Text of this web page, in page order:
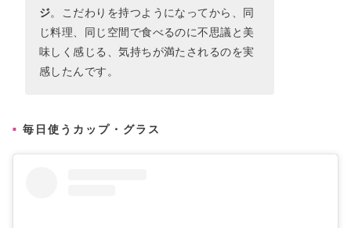
ジ。こだわりを持つようになってから、同
じ料理、同じ空間で食べるのに不思議と美
味しく感じる、気持ちが満たされるのを実
感したんです。
毎日使うカップ・グラス